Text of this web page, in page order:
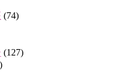
(74)
(127)